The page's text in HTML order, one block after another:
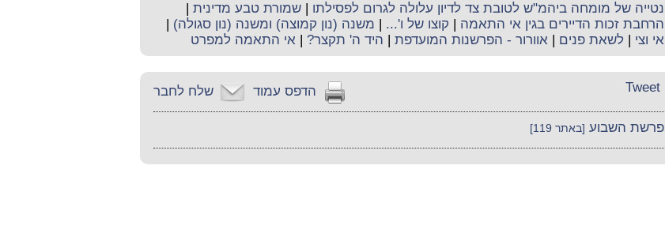
נטייה של מומחה ביהמ"ש לטובת צד לדיון עלולה לגרום לפסילתו | שמורת טבע מדינית |
הרחבת זכות הדיירים בגין אי התאמה | קוצו של ו'... | משנה (נון קמוצה) ומשנה (נון סגולה) |
אי וצי | לשאת פנים | אוורור - הפרשנות המועדפת | היד ה' תקצר? | אי התאמה למפרט
שלח לחבר הדפס עמוד Tweet
פרשת השבוע [באתר 119]